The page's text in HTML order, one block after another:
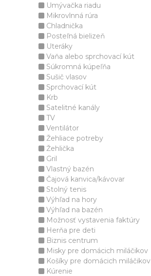
Umývačka riadu
Mikrovlnná rúra
Chladnička
Posteľná bielizeň
Uteráky
Vaňa alebo sprchovací kút
Súkromná kúpeľňa
Sušič vlasov
Sprchovací kút
Krb
Satelitné kanály
TV
Ventilátor
Žehliace potreby
Žehlička
Gril
Vlastný bazén
Čajová kanvica/kávovar
Stolný tenis
Výhľad na hory
Výhľad na bazén
Možnosť vystavenia faktúry
Herňa pre deti
Biznis centrum
Misky pre domácich miláčikov
Košíky pre domácich miláčikov
Kúrenie